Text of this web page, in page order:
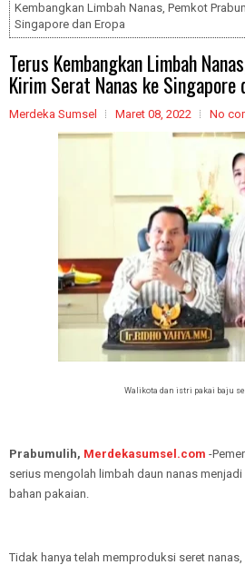
Kembangkan Limbah Nanas, Pemkot
Singapore dan Eropa
Terus Kembangkan Limbah
Kirim Serat Nanas ke Singapore
Merdeka Sumsel Maret 08, 2022 No
Walikota dan istri pakai baju
Prabumulih, Merdekasumsel.com -
serius mengolah limbah daun nanas
bahan pakaian.
Tidak hanya telah memproduksi seret